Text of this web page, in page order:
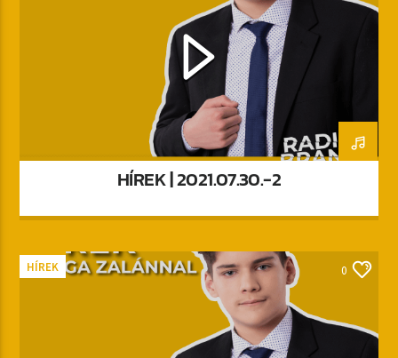
HÍREK | 2021.07.30.-2
HÍREK 0